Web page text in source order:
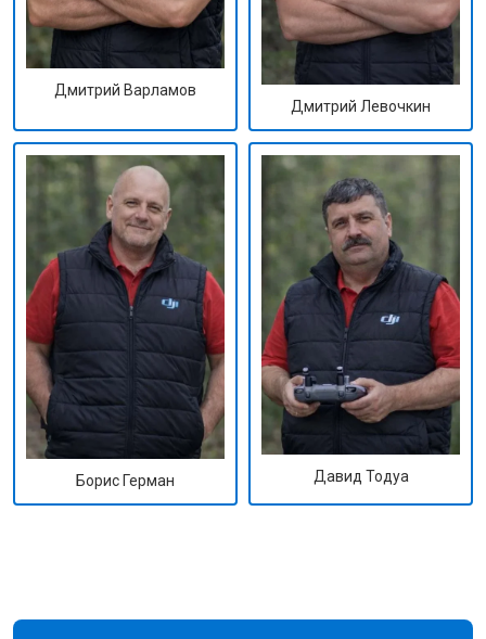
Дмитрий Варламов
Дмитрий Левочкин
Борис Герман Давид Тодуа